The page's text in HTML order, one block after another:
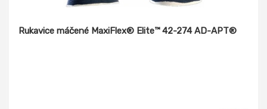
Rukavice máčené MaxiFlex® Elite™ 42-274 AD-APT®